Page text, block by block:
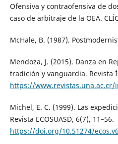
Ofensiva y contraofensiva de
caso de arbitraje de la OEA.
McHale, B. (1987).
Mendoza, J. (2015). Danza en
tradición y vanguardia. Revista
https://
Michel, E. C. (1999). Las
Revista ECOSUASD, 6(7), 11–56.
https://doi.org/10.51274/